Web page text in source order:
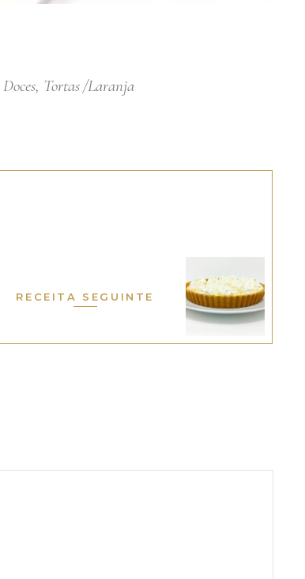
Doces, Tortas Laranja
RECEITA SEGUINTE